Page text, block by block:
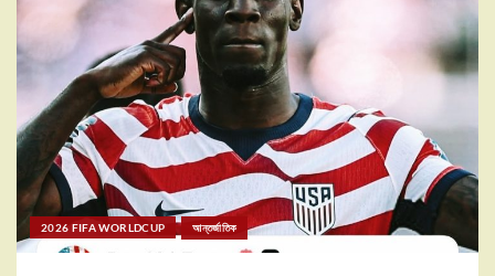
2026 FIFA WORLDCUP আন্তর্জাতিক